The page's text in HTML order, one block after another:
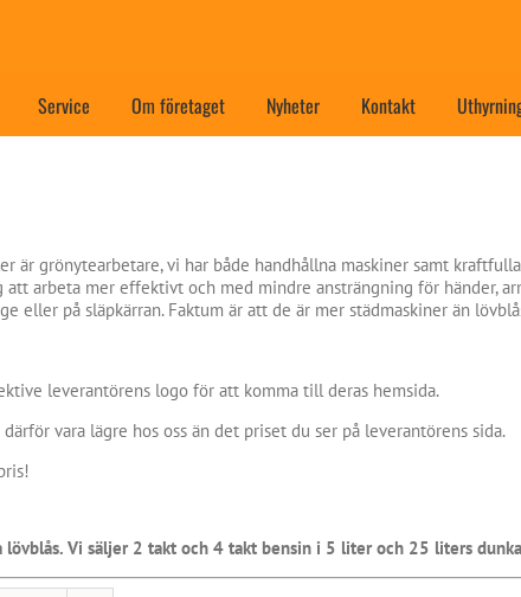
Service Om företaget Nyheter Kontakt
är grönytearbetare, vi har både handhållna maskiner samt
arbeta mer effektivt och med mindre ansträngning för händer,
eller på släpkärran. Faktum är att de är mer städmaskiner än
leverantörens logo för att komma till deras hemsida.
vara lägre hos oss än det priset du ser på leverantörens sida.
Vi säljer 2 takt och 4 takt bensin i 5 liter och 25 liters